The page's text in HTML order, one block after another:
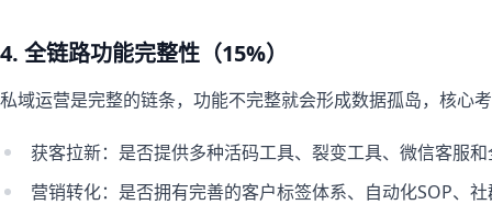
4. 全链路功能完整性（15%）
私域运营是完整的链条，功能不完整就会形成数据孤岛，核心
获客拉新：是否提供多种活码工具、裂变工具、微信客服
营销转化：是否拥有完善的客户标签体系、自动化SOP、